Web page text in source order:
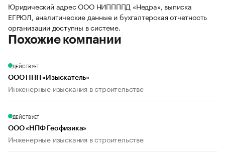
Юридический адрес ООО НИППППД «Недра», выписка
ЕГРЮЛ, аналитические данные и бухгалтерская отчетность
организации доступны в системе.
Похожие компании
ДЕЙСТВУЕТ
ООО НПП «Изыскатель»
Инженерные изыскания в строительстве
ДЕЙСТВУЕТ
ООО «НПФ Геофизика»
Инженерные изыскания в строительстве